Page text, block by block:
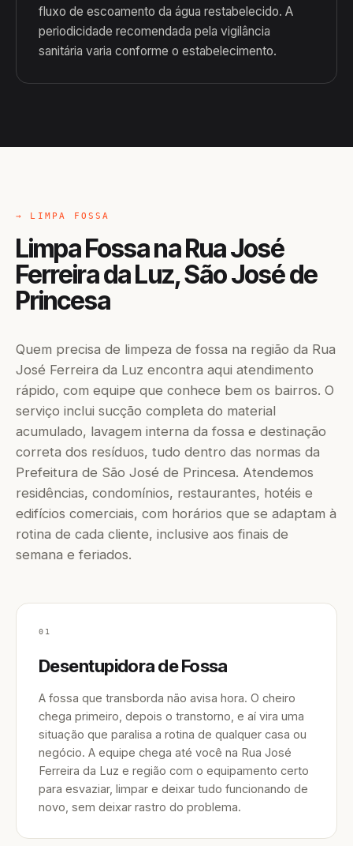
fluxo de escoamento da água restabelecido. A
periodicidade recomendada pela vigilância
sanitária varia conforme o estabelecimento.
→ LIMPA FOSSA
Limpa Fossa na Rua José
Ferreira da Luz, São José de
Princesa
Quem precisa de limpeza de fossa na região da Rua
José Ferreira da Luz encontra aqui atendimento
rápido, com equipe que conhece bem os bairros. O
serviço inclui sucção completa do material
acumulado, lavagem interna da fossa e destinação
correta dos resíduos, tudo dentro das normas da
Prefeitura de São José de Princesa. Atendemos
residências, condomínios, restaurantes, hotéis e
edifícios comerciais, com horários que se adaptam à
rotina de cada cliente, inclusive aos finais de
semana e feriados.
01
Desentupidora de Fossa
A fossa que transborda não avisa hora. O cheiro
chega primeiro, depois o transtorno, e aí vira uma
situação que paralisa a rotina de qualquer casa ou
negócio. A equipe chega até você na Rua José
Ferreira da Luz e região com o equipamento certo
para esvaziar, limpar e deixar tudo funcionando de
novo, sem deixar rastro do problema.